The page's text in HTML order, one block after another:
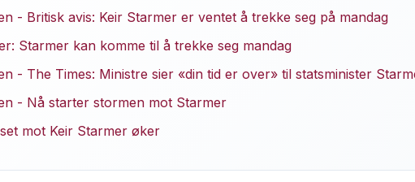
- Britisk avis: Keir Starmer er ventet å trekke seg på mandag
Starmer kan komme til å trekke seg mandag
- The Times: Ministre sier «din tid er over» til statsminister
- Nå starter stormen mot Starmer
mot Keir Starmer øker